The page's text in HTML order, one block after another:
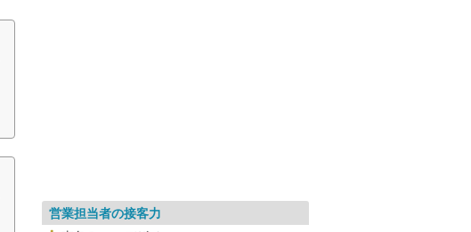
営業担当者の接客力